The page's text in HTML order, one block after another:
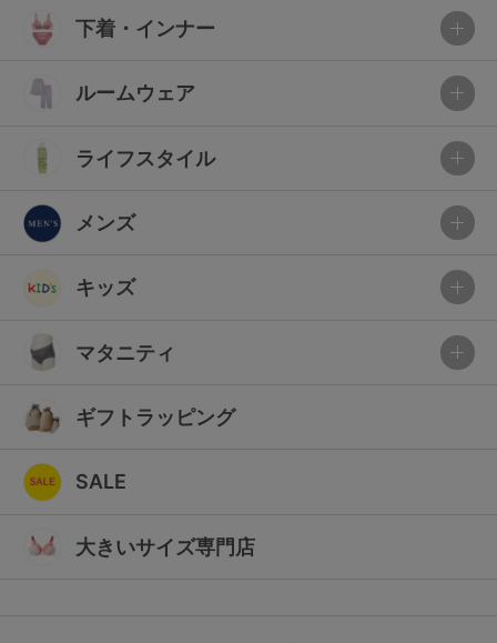
下着・インナー
ルームウェア
ライフスタイル
メンズ
キッズ
マタニティ
ギフトラッピング
SALE
大きいサイズ専門店